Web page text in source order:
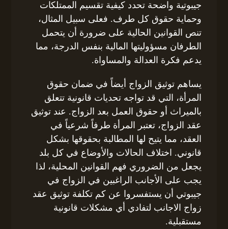
جيبوتية واضحة تحدد كيفية تقسيم الممتلكات
وحماية حقوق كل طرف. فعلى سبيل المثال،
تنص القوانين الحالية على ضرورة أن يتحمل
الطرفان مسؤوليتها المالية بنفس الدرجة، مما
يدعم فكرة العدالة والمساواة.
يساهم توثيق الزواج أيضاً في ضمان حقوق
المرأة، التي قد تواجه تحديات قانونية تتعلق
بالميراث أو حقوق العمل بعد الزواج. عند توثيق
عقد الزواج، تعتبر المرأة طرفاً شرعياً في
العقد، مما يتيح لها المطالبة بحقوقها بشكل
قانوني. اختلاف الحالات والأوضاع في كل بلد
يجعل من الضروري فهم القوانين المحلية، لذا
يجب على الأجانب الراغبين في الزواج في
جيبوتي أن يستفسروا عن كم تكلفة توثيق عقد
زواج الاجانب لتفادي أي مشكلات قانونية
مستقبلية.